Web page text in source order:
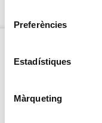
Preferències
Estadístiques
Màrqueting